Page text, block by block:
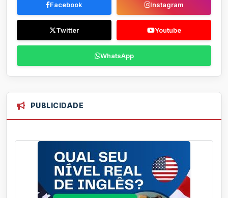
Facebook Instagram
Twitter Youtube
WhatsApp
PUBLICIDADE